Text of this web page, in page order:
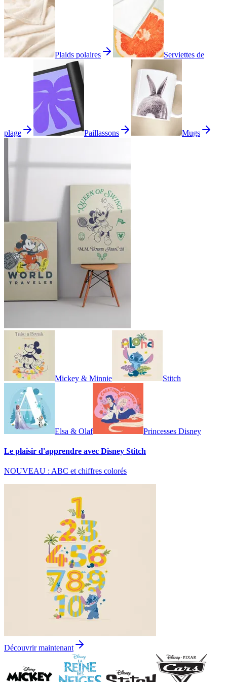
Plaids polaires Serviettes de
plage Paillassons Mugs
Mickey & Minnie Stitch
Elsa & Olaf Princesses Disney
Le plaisir d'apprendre avec Disney Stitch
NOUVEAU : ABC et chiffres colorés
Découvrir maintenant